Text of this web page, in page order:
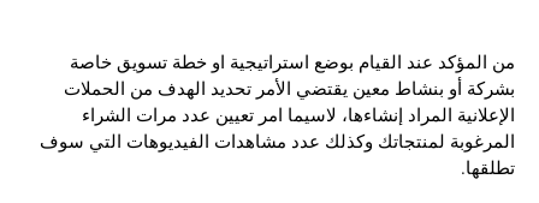
من المؤكد عند القيام بوضع استراتيجية او خطة تسويق خاصة
بشركة أو بنشاط معين يقتضي الأمر تحديد الهدف من الحملات
الإعلانية المراد إنشاءها، لاسيما امر تعيين عدد مرات الشراء
المرغوبة لمنتجاتك وكذلك عدد مشاهدات الفيديوهات التي سوف
تطلقها.